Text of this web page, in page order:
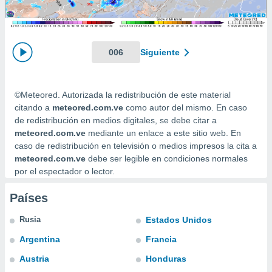
seguir
coste.
a la
la
todas
ya sean
nos
y análisis
así como
CONFIGURACIÓN
006 Siguiente
©Meteored. Autorizada la redistribución de este material
citando a meteored.com.ve como autor del mismo. En caso
de redistribución en medios digitales, se debe citar a
meteored.com.ve mediante un enlace a este sitio web. En
caso de redistribución en televisión o medios impresos la cita a
meteored.com.ve debe ser legible en condiciones normales
por el espectador o lector.
Países
Rusia
Argentina
Austria
Estados Unidos
Francia
Honduras